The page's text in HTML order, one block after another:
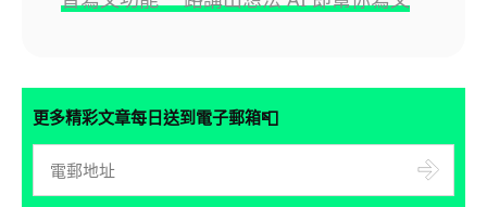
更多精彩文章每日送到電子郵箱📮